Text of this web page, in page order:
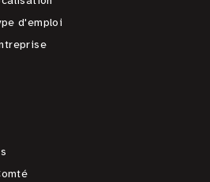
d'emploi